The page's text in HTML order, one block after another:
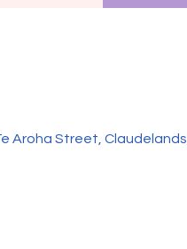
Aroha Street,